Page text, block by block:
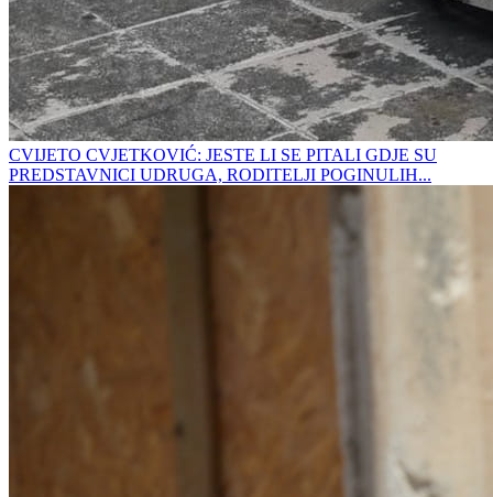
CVIJETO CVJETKOVIĆ: JESTE LI SE PITALI GDJE SU
PREDSTAVNICI UDRUGA, RODITELJI POGINULIH...